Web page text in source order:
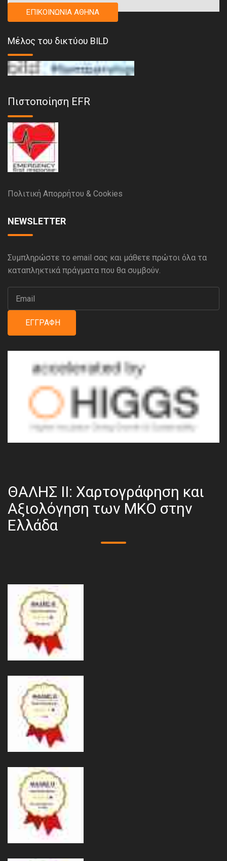
ΕΠΙΚΟΙΝΩΝΙΑ ΑΘΗΝΑ
Μέλος του δικτύου BILD
Πιστοποίηση EFR
Πολιτική Απορρήτου & Cookies
NEWSLETTER
Συμπληρώστε το email σας και μάθετε πρώτοι όλα τα
καταπληκτικά πράγματα που θα συμβούν.
ΕΓΓΡΑΦΉ
ΘΑΛΗΣ ΙΙ: Χαρτογράφηση και
Αξιολόγηση των ΜΚΟ στην
Ελλάδα